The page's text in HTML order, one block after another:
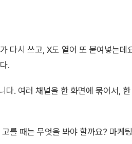
다시 쓰고, X도 열어 또 붙여넣는데
.
다. 여러 채널을 한 화면에 묶어서, 한
를 때는 무엇을 봐야 할까요? 마케